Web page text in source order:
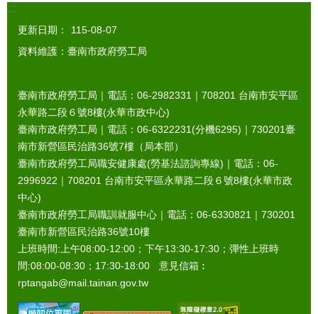
:::
更新日期：
115-08-07
資料維護：臺南市政府勞工局
臺南市政府勞工局｜電話：06-2982331｜ 708201 台南市安平區
永華路二段６號8樓(永華市政中心)
臺南市政府勞工局｜電話：06-6322231(分機6295)｜ 730201臺
南市新營區民治路36號7樓（局本部）
臺南市政府勞工局職安健康處(勞基法諮詢專線)｜電話：06-
2996922｜ 708201 台南市安平區永華路二段６號8樓(永華市政
中心)
臺南市政府勞工局職訓就服中心｜電話：06-6330821｜ 730201
臺南市新營區民治路36號10樓
上班時間:上午08:00-12:00；下午13:30-17:30；彈性上班時
間:08:00-08:30；17:30-18:00 意見信箱︰
rptangab@mail.tainan.gov.tw